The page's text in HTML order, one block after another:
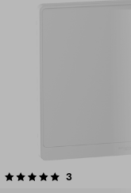
3
5.0av 5 stjärnor